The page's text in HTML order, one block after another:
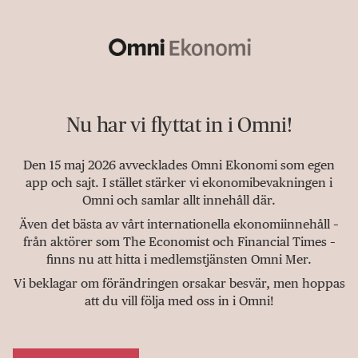
Nu har vi flyttat in i Omni!
Den 15 maj 2026 avvecklades Omni Ekonomi som egen
app och sajt. I stället stärker vi ekonomibevakningen i
Omni och samlar allt innehåll där.
Även det bästa av vårt internationella ekonomiinnehåll –
från aktörer som The Economist och Financial Times –
finns nu att hitta i medlemstjänsten Omni Mer.
Vi beklagar om förändringen orsakar besvär, men hoppas
att du vill följa med oss in i Omni!